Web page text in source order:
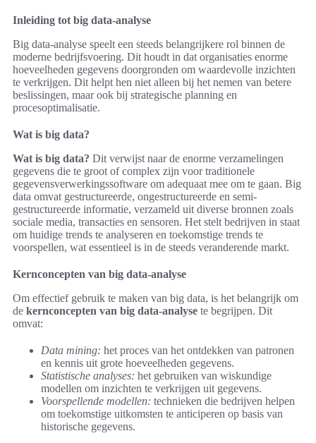
Inleiding tot big data-analyse
Big data-analyse speelt een steeds belangrijkere rol binnen de
moderne bedrijfsvoering. Dit houdt in dat organisaties enorme
hoeveelheden gegevens doorgronden om waardevolle inzichten
te verkrijgen. Dit helpt hen niet alleen bij het nemen van betere
beslissingen, maar ook bij strategische planning en
procesoptimalisatie.
Wat is big data?
Wat is big data? Dit verwijst naar de enorme verzamelingen
gegevens die te groot of complex zijn voor traditionele
gegevensverwerkingssoftware om adequaat mee om te gaan. Big
data omvat gestructureerde, ongestructureerde en semi-
gestructureerde informatie, verzameld uit diverse bronnen zoals
sociale media, transacties en sensoren. Het stelt bedrijven in staat
om huidige trends te analyseren en toekomstige trends te
voorspellen, wat essentieel is in de steeds veranderende markt.
Kernconcepten van big data-analyse
Om effectief gebruik te maken van big data, is het belangrijk om
de kernconcepten van big data-analyse te begrijpen. Dit
omvat:
Data mining: het proces van het ontdekken van patronen
en kennis uit grote hoeveelheden gegevens.
Statistische analyses: het gebruiken van wiskundige
modellen om inzichten te verkrijgen uit gegevens.
Voorspellende modellen: technieken die bedrijven helpen
om toekomstige uitkomsten te anticiperen op basis van
historische gegevens.